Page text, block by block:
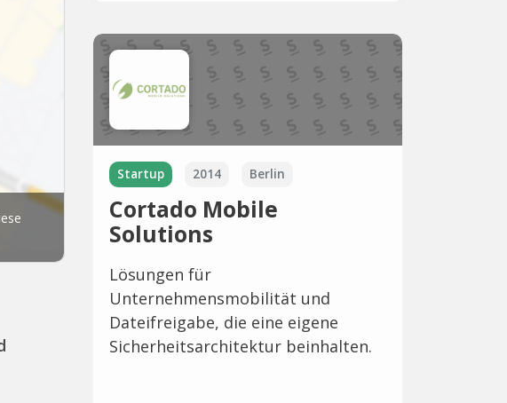
Startup 2014 Berlin
Cortado Mobile
Solutions
Lösungen für
Unternehmensmobilität und
Dateifreigabe, die eine eigene
Sicherheitsarchitektur beinhalten.